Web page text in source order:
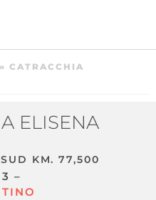
» CATRACCHIA
ELISENA
KM. 77,500
–